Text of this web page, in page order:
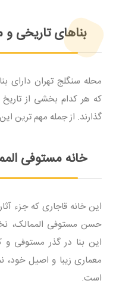
بناهای تاریخی
محله سنگلج تهران
که هر کدام بخشی از
گذارند. از جمله مهم‌ ترین
خانه مستوفی‌
این خانه قاجاری که جزء
حسن مستوفی‌ الممالک،
این بنا در گذر مستوفی و
معماری زیبا و اصیل خود،
است.